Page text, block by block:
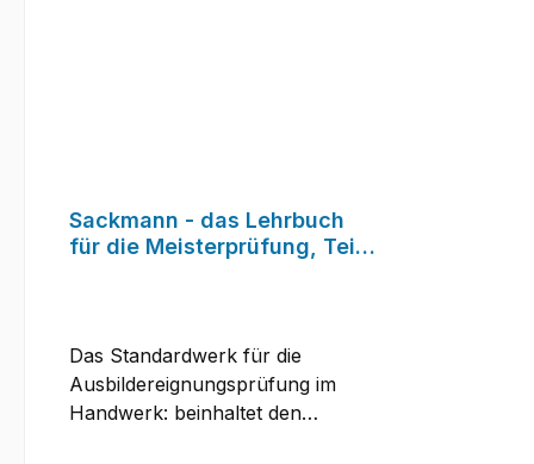
Sackmann - das Lehrbuch
für die Meisterprüfung, Teil
Das Standardwerk für die
Ausbildereignungsprüfung im
Handwerk: beinhaltet den